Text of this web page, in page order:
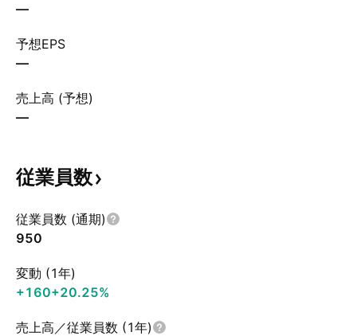
—
予想EPS
—
売上高 (予想)
—
従業員数
従業員数 (通期)
950
変動 (1年)
+160+20.25%
売上高／従業員数 (1年)